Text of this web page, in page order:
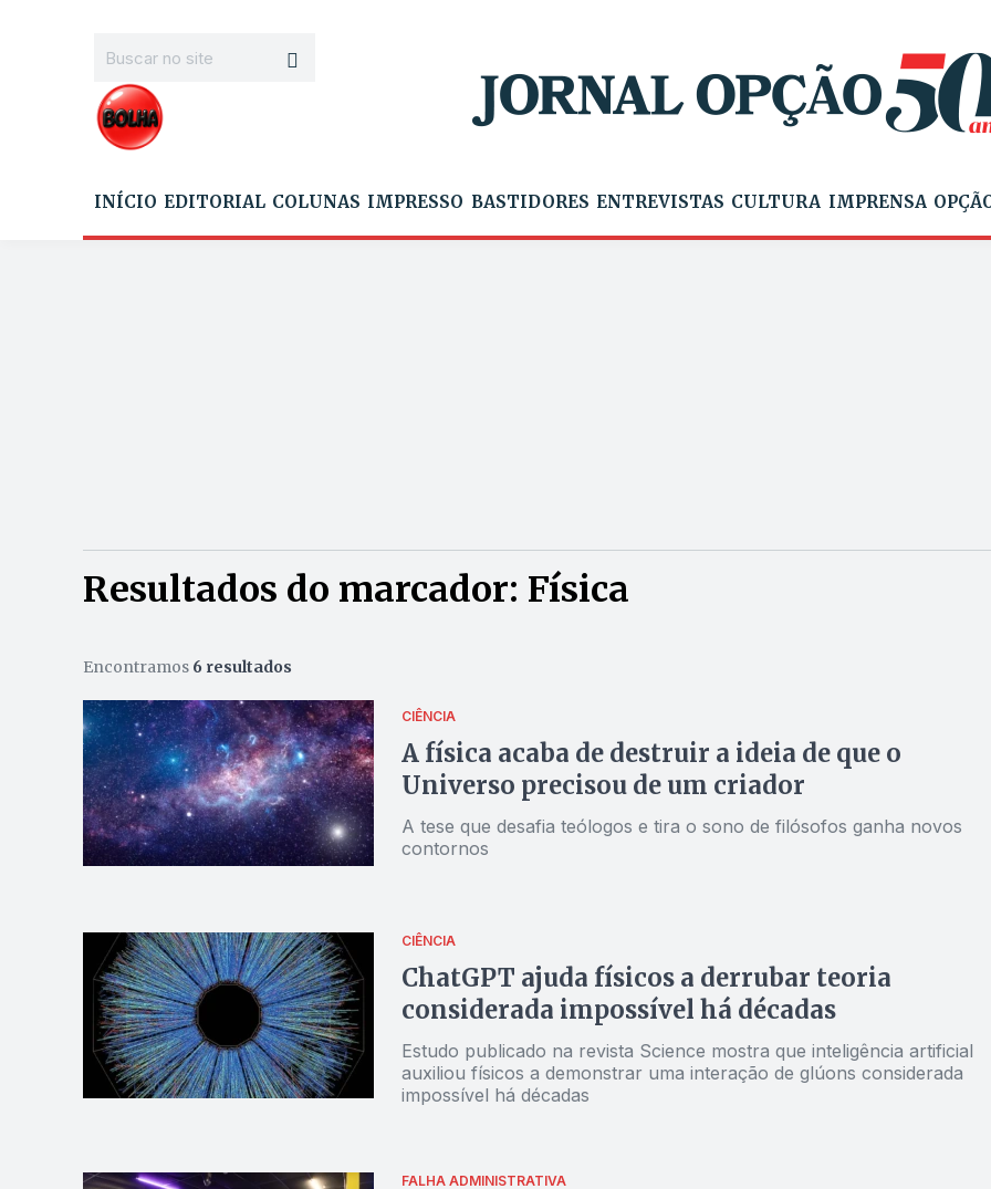
INÍCIO EDITORIAL COLUNAS IMPRESSO BASTIDORES ENTREVISTAS CULTURA IMPRENSA
Resultados do marcador: Física
Encontramos 6 resultados
CIÊNCIA
A física acaba de destruir a ideia de que o
Universo precisou de um criador
A tese que desafia teólogos e tira o sono de filósofos ganha novos
contornos
CIÊNCIA
ChatGPT ajuda físicos a derrubar teoria
considerada impossível há décadas
Estudo publicado na revista Science mostra que inteligência artificial
auxiliou físicos a demonstrar uma interação de glúons considerada
impossível há décadas
FALHA ADMINISTRATIVA